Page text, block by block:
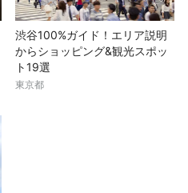
渋谷100%ガイド！エリア説明
からショッピング&観光スポッ
ト19選
東京都